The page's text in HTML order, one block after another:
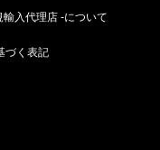
輸入代理店 -について
づく表記